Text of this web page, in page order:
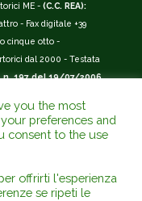
ME - (C.C. REA):
- Fax digitale +39
cinque otto -
dal 2000 - Testata
n. 197 del 19/07/2006
ISSN 1974-9562
della Qualità della
you the most
preferences and
consent to the use
offrirti l'esperienza
se ripeti le